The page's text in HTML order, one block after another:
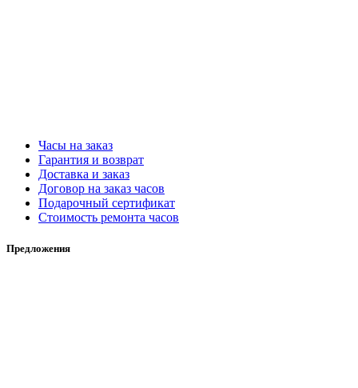
Часы на заказ
Гарантия и возврат
Доставка и заказ
Договор на заказ часов
Подарочный сертификат
Стоимость ремонта часов
Предложения